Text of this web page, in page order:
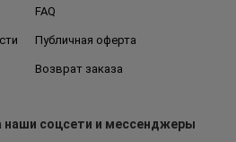
FAQ
Публичная оферта
Возврат заказа
наши соцсети и мессенджеры